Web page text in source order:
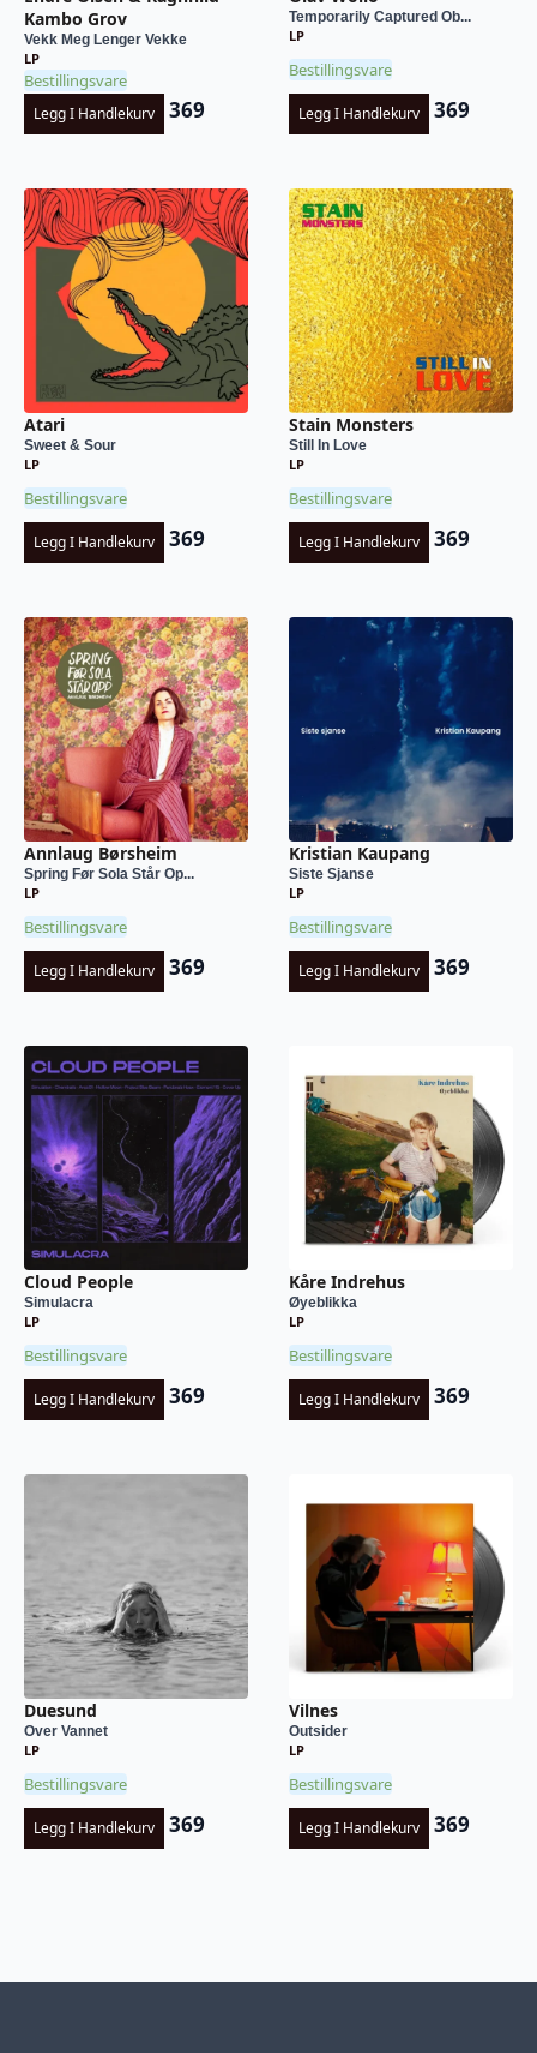
Kambo Grov
Vekk Meg Lenger Vekke
LP
Bestillingsvare
Legg I Handlekurv 369
Temporarily Captured Ob...
LP
Bestillingsvare
Legg I Handlekurv 369
Atari
Sweet & Sour
LP
Bestillingsvare
Legg I Handlekurv 369
Stain Monsters
Still In Love
LP
Bestillingsvare
Legg I Handlekurv 369
Annlaug Børsheim
Spring Før Sola Står Op...
LP
Bestillingsvare
Legg I Handlekurv 369
Kristian Kaupang
Siste Sjanse
LP
Bestillingsvare
Legg I Handlekurv 369
Cloud People
Simulacra
LP
Bestillingsvare
Legg I Handlekurv 369
Kåre Indrehus
Øyeblikka
LP
Bestillingsvare
Legg I Handlekurv 369
Duesund
Over Vannet
LP
Bestillingsvare
Legg I Handlekurv 369
Vilnes
Outsider
LP
Bestillingsvare
Legg I Handlekurv 369